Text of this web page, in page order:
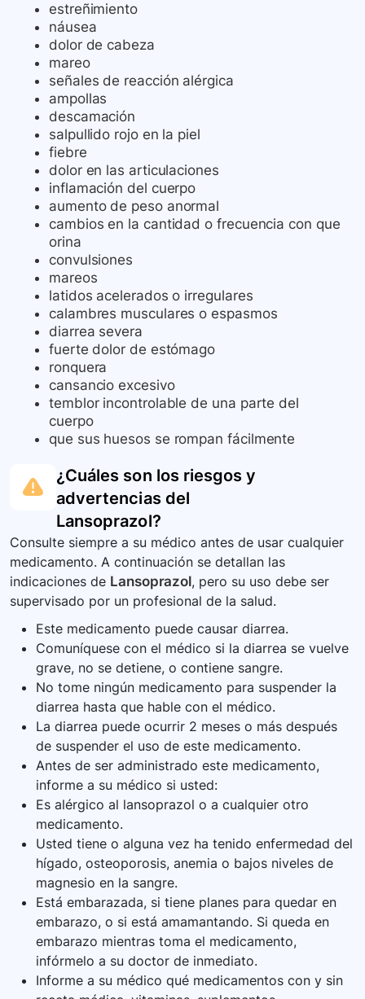
estreñimiento
náusea
dolor de cabeza
mareo
señales de reacción alérgica
ampollas
descamación
salpullido rojo en la piel
fiebre
dolor en las articulaciones
inflamación del cuerpo
aumento de peso anormal
cambios en la cantidad o frecuencia con que
orina
convulsiones
mareos
latidos acelerados o irregulares
calambres musculares o espasmos
diarrea severa
fuerte dolor de estómago
ronquera
cansancio excesivo
temblor incontrolable de una parte del
cuerpo
que sus huesos se rompan fácilmente
¿Cuáles son los riesgos y
advertencias del
Lansoprazol?
Consulte siempre a su médico antes de usar cualquier
medicamento. A continuación se detallan las
indicaciones de Lansoprazol, pero su uso debe ser
supervisado por un profesional de la salud.
Este medicamento puede causar diarrea.
Comuníquese con el médico si la diarrea se vuelve
grave, no se detiene, o contiene sangre.
No tome ningún medicamento para suspender la
diarrea hasta que hable con el médico.
La diarrea puede ocurrir 2 meses o más después
de suspender el uso de este medicamento.
Antes de ser administrado este medicamento,
informe a su médico si usted:
Es alérgico al lansoprazol o a cualquier otro
medicamento.
Usted tiene o alguna vez ha tenido enfermedad del
hígado, osteoporosis, anemia o bajos niveles de
magnesio en la sangre.
Está embarazada, si tiene planes para quedar en
embarazo, o si está amamantando. Si queda en
embarazo mientras toma el medicamento,
infórmelo a su doctor de inmediato.
Informe a su médico qué medicamentos con y sin